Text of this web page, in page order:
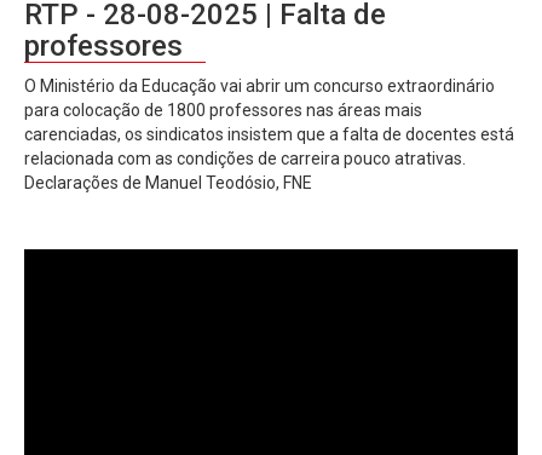
RTP - 28-08-2025 | Falta de
professores
O Ministério da Educação vai abrir um concurso extraordinário
para colocação de 1800 professores nas áreas mais
carenciadas, os sindicatos insistem que a falta de docentes está
relacionada com as condições de carreira pouco atrativas.
Declarações de Manuel Teodósio, FNE